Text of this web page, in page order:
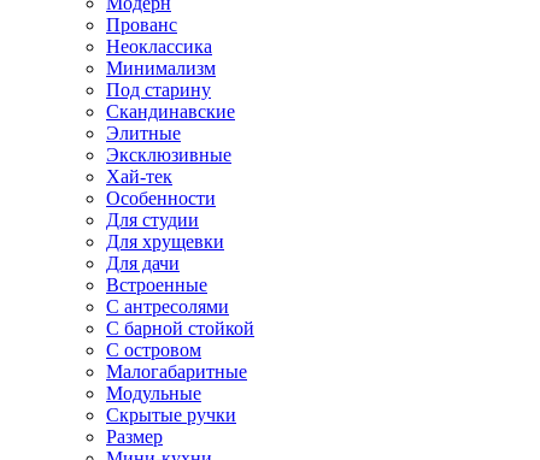
Прованс
Неоклассика
Минимализм
Под старину
Скандинавские
Элитные
Эксклюзивные
Хай-тек
Особенности
Для студии
Для хрущевки
Для дачи
Встроенные
С антресолями
С барной стойкой
С островом
Малогабаритные
Модульные
Скрытые ручки
Размер